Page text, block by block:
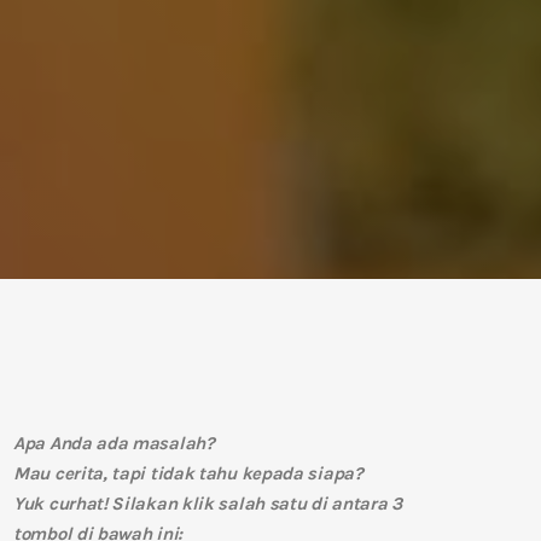
Apa Anda ada masalah?
Mau cerita, tapi tidak tahu kepada siapa?
Yuk curhat! Silakan klik salah satu di antara 3
tombol di bawah ini: